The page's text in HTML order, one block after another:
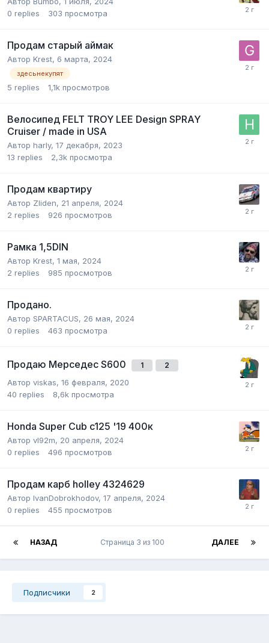
0 replies 303 просмотра
Продам старый аймак
Автор Krest, 6 марта, 2024
здесьнекупят
5 replies 1,1k просмотров
Велосипед FELT TROY LEE Design SPRAY
Cruiser / made in USA
Автор harly, 17 декабря, 2023
13 replies 2,3k просмотра
Продам квартиру
Автор Zliden, 21 апреля, 2024
2 replies 926 просмотров
Рамка 1,5DIN
Автор Krest, 1 мая, 2024
2 replies 985 просмотров
Продано.
Автор SPARTACUS, 26 мая, 2024
0 replies 463 просмотра
Продаю Мерседес S600 1 2
Автор viskas, 16 февраля, 2020
40 replies 8,6k просмотра
Honda Super Cub c125 '19 400к
Автор vl92m, 20 апреля, 2024
0 replies 496 просмотров
Продам карб holley 4324629
Автор IvanDobrokhodov, 17 апреля, 2024
0 replies 455 просмотров
НАЗАД ДАЛЕЕ
Страница 3 из 100
Подписчики 2